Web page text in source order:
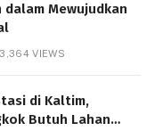
dalam Mewujudkan
3,364VIEWS
di Kaltim,
Butuh Lahan